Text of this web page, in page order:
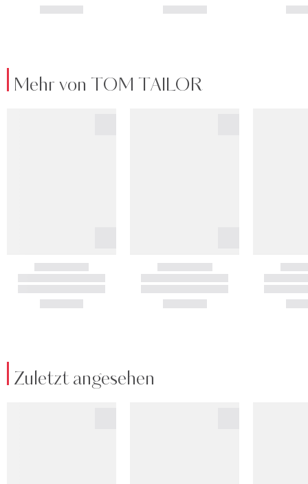
Mehr von TOM TAILOR
Zuletzt angesehen